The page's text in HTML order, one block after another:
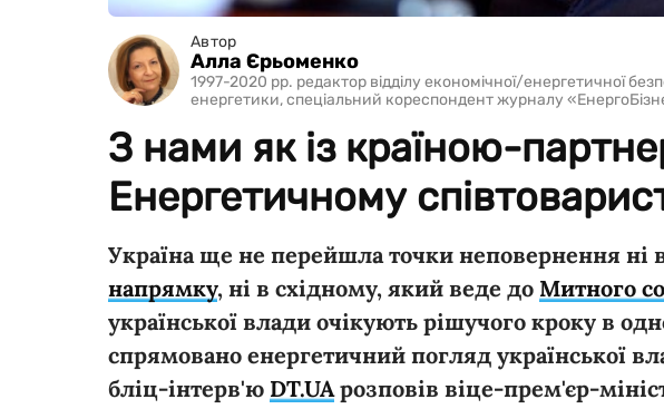
Автор
Алла Єрьоменко
1997-2020 рр. редактор відділу економічної/енергетичної
енергетики, спеціальний кореспондент журналу
З нами як із країною-
Енергетичному
Україна ще не перейшла точки неповернення ні
напрямку, ні в східному, який веде до Митного
української влади очікують рішучого кроку в
спрямовано енергетичний погляд української
бліц-інтерв'ю DT.UAрозповів віце-прем'єр-